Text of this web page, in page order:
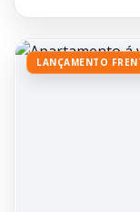
LANÇAMENTO